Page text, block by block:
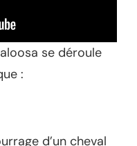
se déroule
:
d’un cheval